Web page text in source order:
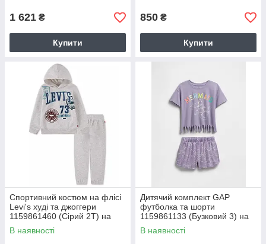
1 621 ₴
Купити
850 ₴
Купити
Спортивний костюм на флісі
Levi's худі та джоггери
1159861460 (Сірий 2T) на
зріст 86-92 см
В наявності
Дитячий комплект GAP
футболка та шорти
1159861133 (Бузковий 3) на
зріст 100 см
В наявності